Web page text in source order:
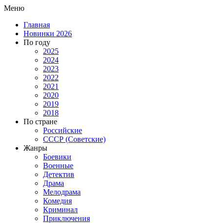
Меню
Главная
Новинки 2026
По году
2025
2024
2023
2022
2021
2020
2019
2018
По стране
Российские
СССР (Советские)
Жанры
Боевики
Военные
Детектив
Драма
Мелодрама
Комедия
Криминал
Приключения